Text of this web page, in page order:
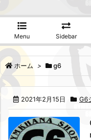
Menu Sidebar
ホーム > g6
2021年2月15日 G6